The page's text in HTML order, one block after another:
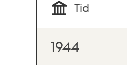
Tid
1944